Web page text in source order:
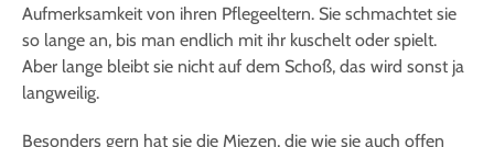
Aufmerksamkeit von ihren Pflegeeltern. Sie schmachtet sie
so lange an, bis man endlich mit ihr kuschelt oder spielt.
Aber lange bleibt sie nicht auf dem Schoß, das wird sonst ja
langweilig.
Besonders gern hat sie die Miezen, die wie sie auch offen